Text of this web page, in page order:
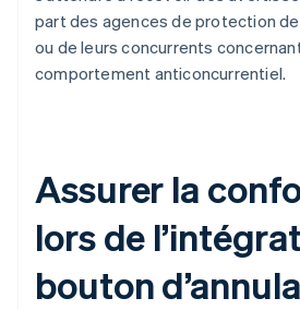
part des agences de protection
ou de leurs concurrents
comportement anticoncurrentiel.
Assurer la
lors de
bouton